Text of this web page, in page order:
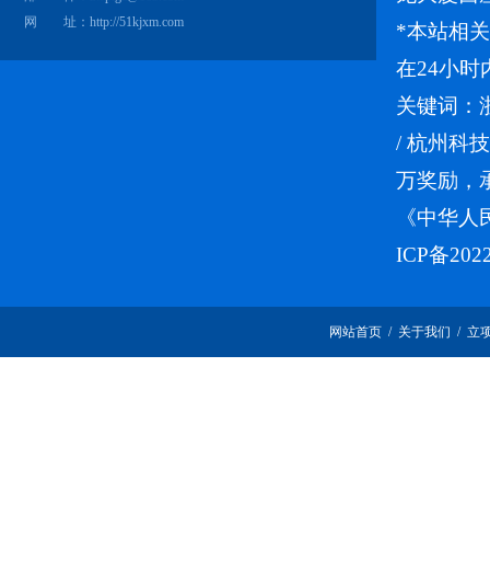
网 址： http://51kjxm.com
*本站相
在24小时
关键词：
/杭州科
万奖励，
《中华
ICP备
网站首页 / 关于我们 / 立